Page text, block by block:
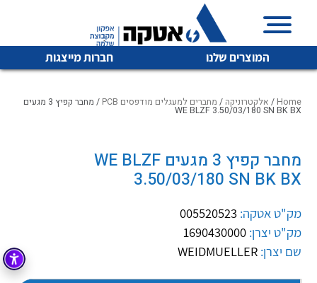
המוצרים שלנו חברות מייצגות
איכות | שרות | זמינות
אטקה בע”מ היא החברה הגדולה והמובילה בישראל בשיווק
מיתוג, בקרה , ואינסטלציה חשמלית ופעילה ב7 תחומים:
חשמל מיתוג ואינסטלציה חשמלית
לכל מוצרי היצרן לכל מוצרי היצרן
Home
/ אלקטרוניקה / מחברים למעגלים מודפסים PCB / מחבר קפיץ 3 מגעים
WE BLZF 3.50/03/180 SN BK BX
מחבר קפיץ 3 מגעים WE BLZF
3.50/03/180 SN BK BX
מק"ט אטקה: 005520523
מק"ט יצרן: 1690430000
שם יצרן: WEIDMUELLER